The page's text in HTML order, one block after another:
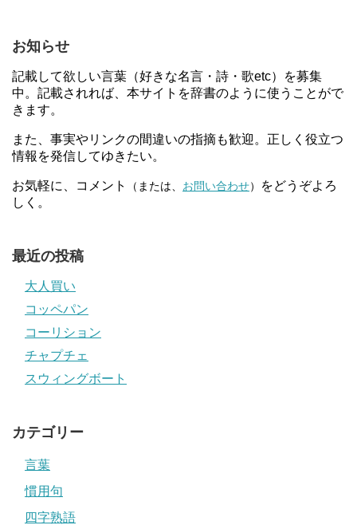
お知らせ
記載して欲しい言葉（好きな名言・詩・歌etc）を募集
中。記載されれば、本サイトを辞書のように使うことがで
きます。
また、事実やリンクの間違いの指摘も歓迎。正しく役立つ
情報を発信してゆきたい。
お気軽に、コメント （または、 お問い合わせ）
をどうぞよろ
しく。
最近の投稿
大人買い
コッペパン
コーリション
チャプチェ
スウィングボート
カテゴリー
言葉
慣用句
四字熟語